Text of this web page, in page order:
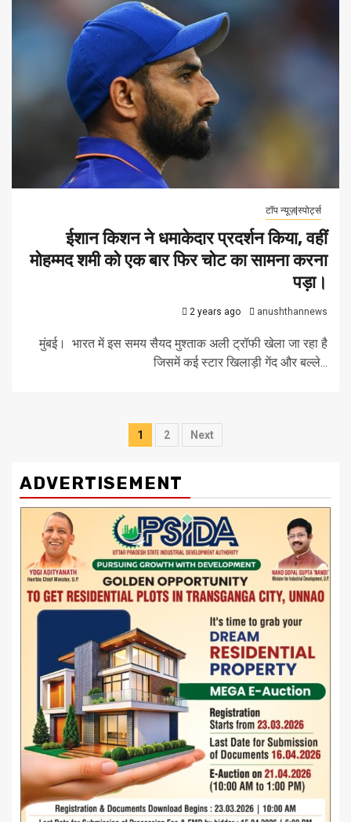
टॉप न्यूज़|स्पोर्ट्स
ईशान किशन ने धमाकेदार प्रदर्शन किया, वहीं
मोहम्मद शमी को एक बार फिर चोट का सामना करना
पड़ा।
2 years ago anushthannews
मुंबई। भारत में इस समय सैयद मुश्ताक अली ट्रॉफी खेला जा रहा है
जिसमें कई स्टार खिलाड़ी गेंद और बल्ले...
Posts
1 2 Next
ADVERTISEMENT